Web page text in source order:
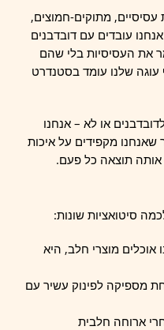
עסיסיים, מתוקים-חמוצים,
עובדים עם דובדבנים
העסיסיות בלי שהם
עוגה שלנו עומד בסטנדרט
או לא – אנחנו
מקפידים על איכות
תוצאה כל פעם.
סיטואציות שונות:
מוצרי חלב, היא
מספיקה לפינוק עשיר עם
ארוחה חלבית